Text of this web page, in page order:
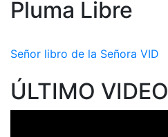
Pluma Libre
Señor libro de la Señora VID
ÚLTIMO VIDEO